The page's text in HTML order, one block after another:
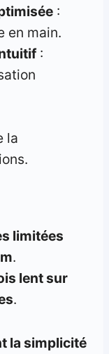
:
en main.
:
la
limitées
.
lent sur
.
la simplicité